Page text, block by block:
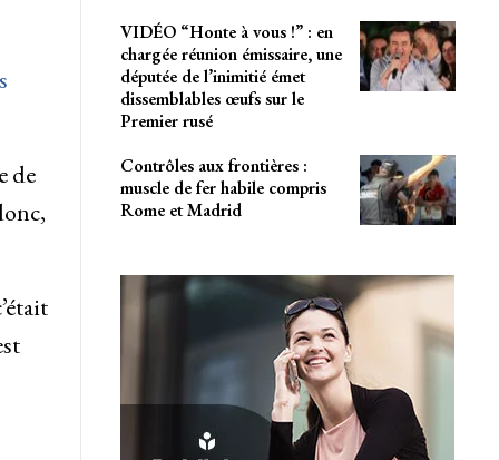
de
VIDÉO “Honte à vous !” : en
chargée réunion émissaire, une
députée de l’inimitié émet
dissemblables œufs sur le
Premier rusé
Contrôles aux frontières :
muscle de fer habile compris
Rome et Madrid